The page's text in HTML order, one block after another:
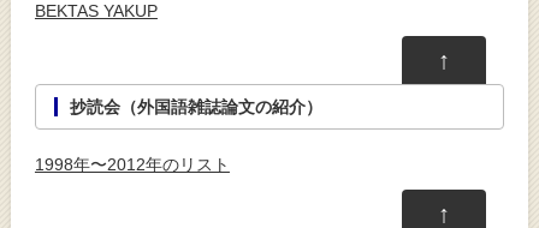
BEKTAS YAKUP
↑
抄読会（外国語雑誌論文の紹介）
1998年〜2012年のリスト
↑